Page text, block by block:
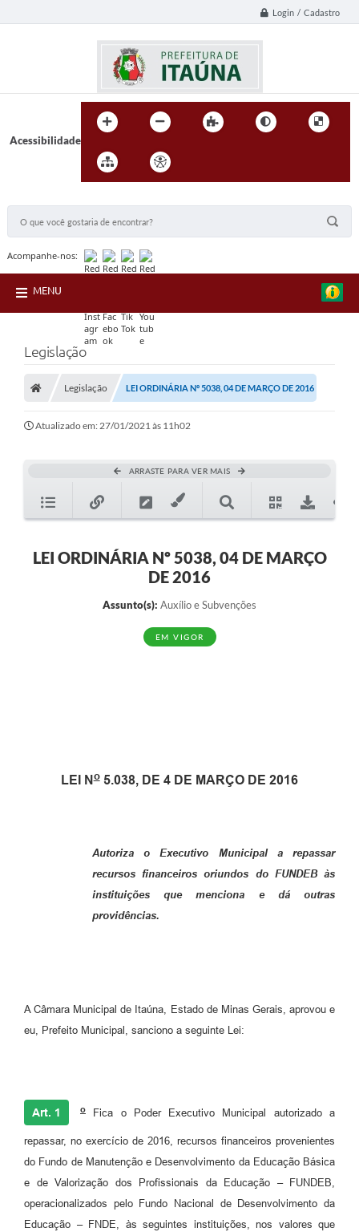
Login / Cadastro
Acessibilidade
Acompanhe-nos:
MENU
Legislação
Legislação LEI ORDINÁRIA Nº 5038, 04 DE MARÇO DE 2016
Atualizado em: 27/01/2021 às 11h02
ARRASTE PARA VER MAIS
LEI ORDINÁRIA Nº 5038, 04 DE MARÇO
DE 2016
Assunto(s): Auxílio e Subvenções
EM VIGOR
LEI No5.038, DE 4 DE MARÇO DE 2016
Autoriza o Executivo Municipal a repassar
recursos financeiros oriundos do FUNDEBàs
instituições que menciona e dá outras
providências.
A Câmara Municipal de Itaúna, Estado de Minas Gerais, aprovou e
eu, Prefeito Municipal, sanciono a seguinte Lei:
Art. 1 o Fica o Poder Executivo Municipal autorizado a
repassar, no exercício de 2016, recursos financeiros provenientes
do Fundo de Manutenção e Desenvolvimento da Educação Básica
e de Valorização dos Profissionais da Educação – FUNDEB,
operacionalizados pelo Fundo Nacional de Desenvolvimento da
Educação – FNDE, às seguintes instituições, nos valores que